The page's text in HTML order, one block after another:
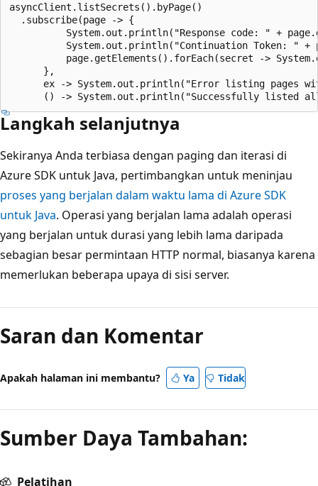
asyncClient.listSecrets().byPage()
  .subscribe(page -> {
System.out.println("Response code: " +
System.out.println("Continuation Token: " +
page.getElements().forEach(secret ->
      },
ex -> System.out.println("Error listing pages
Langkah selanjutnya
Sekiranya Anda terbiasa dengan paging dan iterasi di
Azure SDK untuk Java, pertimbangkan untuk meninjau
proses yang berjalan dalam waktu lama di Azure SDK
untuk Java. Operasi yang berjalan lama adalah operasi
yang berjalan untuk durasi yang lebih lama daripada
sebagian besar permintaan HTTP normal, biasanya karena
memerlukan beberapa upaya di sisi server.
Saran dan Komentar
Apakah halaman ini membantu? Ya Tidak
Sumber Daya Tambahan:
Pelatihan